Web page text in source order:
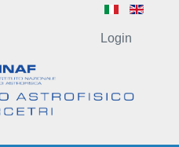
Login